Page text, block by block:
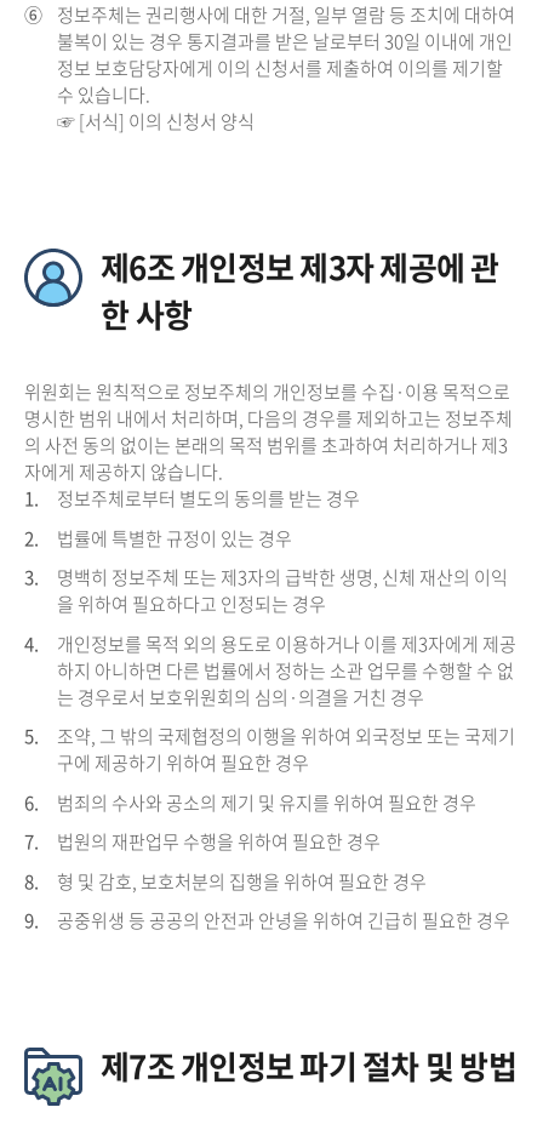
⑥ 정보주체는 권리행사에 대한 거절, 일부 열람 등 조치에 대하여
불복이 있는 경우 통지결과를 받은 날로부터 30일 이내에 개인
정보 보호담당자에게 이의 신청서를 제출하여 이의를 제기할
수 있습니다.
☞ [서식] 이의 신청서 양식
제6조 개인정보 제3자 제공에 관
한 사항
위원회는 원칙적으로 정보주체의 개인정보를 수집·이용 목적으로
명시한 범위 내에서 처리하며, 다음의 경우를 제외하고는 정보주체
의 사전 동의 없이는 본래의 목적 범위를 초과하여 처리하거나 제3
자에게 제공하지 않습니다.
1.
정보주체로부터 별도의 동의를 받는 경우
2.
법률에 특별한 규정이 있는 경우
3.
명백히 정보주체 또는 제3자의 급박한 생명, 신체 재산의 이익
을 위하여 필요하다고 인정되는 경우
4.
개인정보를 목적 외의 용도로 이용하거나 이를 제3자에게 제공
하지 아니하면 다른 법률에서 정하는 소관 업무를 수행할 수 없
는 경우로서 보호위원회의 심의·의결을 거친 경우
5.
조약, 그 밖의 국제협정의 이행을 위하여 외국정보 또는 국제기
구에 제공하기 위하여 필요한 경우
6.
범죄의 수사와 공소의 제기 및 유지를 위하여 필요한 경우
7.
법원의 재판업무 수행을 위하여 필요한 경우
8.
형 및 감호, 보호처분의 집행을 위하여 필요한 경우
9.
공중위생 등 공공의 안전과 안녕을 위하여 긴급히 필요한 경우
제7조 개인정보 파기 절차 및 방법